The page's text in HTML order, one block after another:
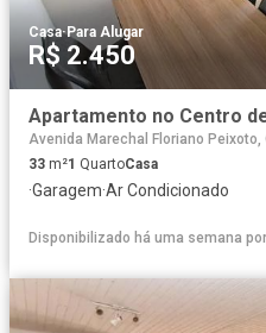
Casa·Para Alugar
R$ 2.450
Apartamento no Centro
Avenida Marechal Floriano Peixoto,
33 m²1 QuartoCasa
·Garagem·Ar Condicionado
Disponibilizado há uma semana por